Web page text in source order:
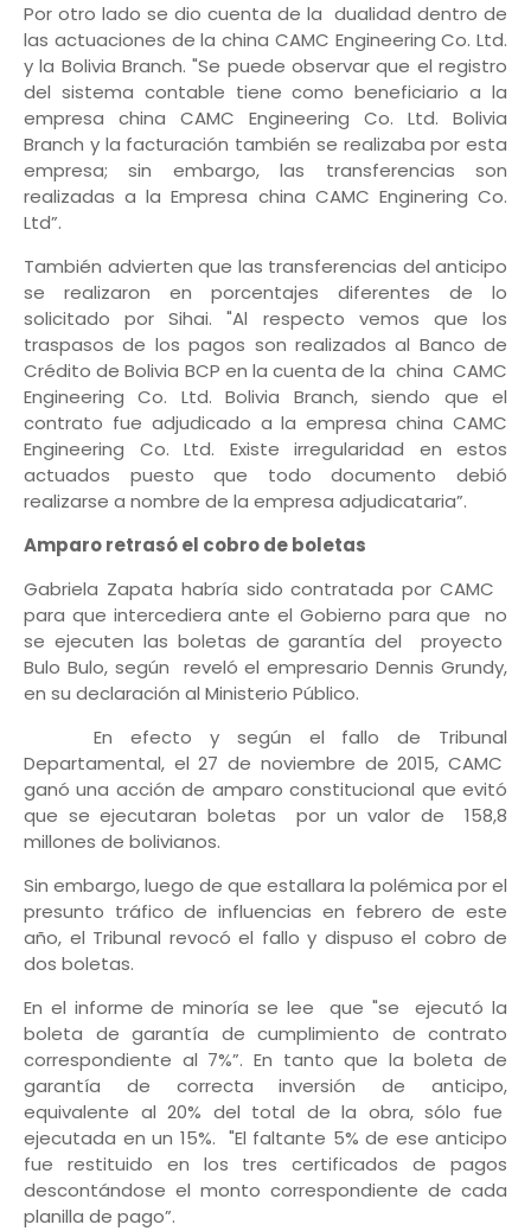
Por otro lado se dio cuenta de la dualidad dentro de
las actuaciones de la china CAMC Engineering Co. Ltd.
y la Bolivia Branch. "Se puede observar que el registro
del sistema contable tiene como beneficiario a la
empresa china CAMC Engineering Co. Ltd. Bolivia
Branch y la facturación también se realizaba por esta
empresa; sin embargo, las transferencias son
realizadas a la Empresa china CAMC Enginering Co.
Ltd”.
También advierten que las transferencias del anticipo
se realizaron en porcentajes diferentes de lo
solicitado por Sihai. "Al respecto vemos que los
traspasos de los pagos son realizados al Banco de
Crédito de Bolivia BCP en la cuenta de la china CAMC
Engineering Co. Ltd. Bolivia Branch, siendo que el
contrato fue adjudicado a la empresa china CAMC
Engineering Co. Ltd. Existe irregularidad en estos
actuados puesto que todo documento debió
realizarse a nombre de la empresa adjudicataria”.
Amparo retrasó el cobro de boletas
Gabriela Zapata habría sido contratada por CAMC
para que intercediera ante el Gobierno para que no
se ejecuten las boletas de garantía del proyecto
Bulo Bulo, según reveló el empresario Dennis Grundy,
en su declaración al Ministerio Público.
En efecto y según el fallo de Tribunal
Departamental, el 27 de noviembre de 2015, CAMC
ganó una acción de amparo constitucional que evitó
que se ejecutaran boletas por un valor de 158,8
millones de bolivianos.
Sin embargo, luego de que estallara la polémica por el
presunto tráfico de influencias en febrero de este
año, el Tribunal revocó el fallo y dispuso el cobro de
dos boletas.
En el informe de minoría se lee que "se ejecutó la
boleta de garantía de cumplimiento de contrato
correspondiente al 7%”. En tanto que la boleta de
garantía de correcta inversión de anticipo,
equivalente al 20% del total de la obra, sólo fue
ejecutada en un 15%. "El faltante 5% de ese anticipo
fue restituido en los tres certificados de pagos
descontándose el monto correspondiente de cada
planilla de pago”.